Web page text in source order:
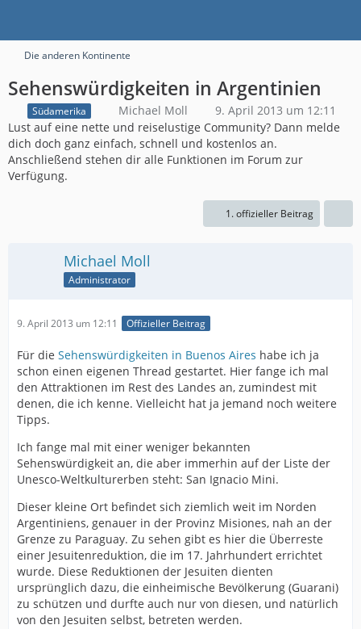
Die anderen Kontinente
Sehenswürdigkeiten in Argentinien
Südamerika Michael Moll
9. April 2013 um 12:11
Lust auf eine nette und reiselustige Community? Dann melde
dich doch ganz einfach, schnell und kostenlos an.
Anschließend stehen dir alle Funktionen im Forum zur
Verfügung.
1. offizieller Beitrag
Michael Moll
Administrator
9. April 2013 um 12:11 Offizieller Beitrag
Für die Sehenswürdigkeiten in Buenos Aires habe ich ja
schon einen eigenen Thread gestartet. Hier fange ich mal
den Attraktionen im Rest des Landes an, zumindest mit
denen, die ich kenne. Vielleicht hat ja jemand noch weitere
Tipps.
Ich fange mal mit einer weniger bekannten
Sehenswürdigkeit an, die aber immerhin auf der Liste der
Unesco-Weltkulturerben steht: San Ignacio Mini.
Dieser kleine Ort befindet sich ziemlich weit im Norden
Argentiniens, genauer in der Provinz Misiones, nah an der
Grenze zu Paraguay. Zu sehen gibt es hier die Überreste
einer Jesuitenreduktion, die im 17. Jahrhundert errichtet
wurde. Diese Reduktionen der Jesuiten dienten
ursprünglich dazu, die einheimische Bevölkerung (Guarani)
zu schützen und durfte auch nur von diesen, und natürlich
von den Jesuiten selbst, betreten werden.